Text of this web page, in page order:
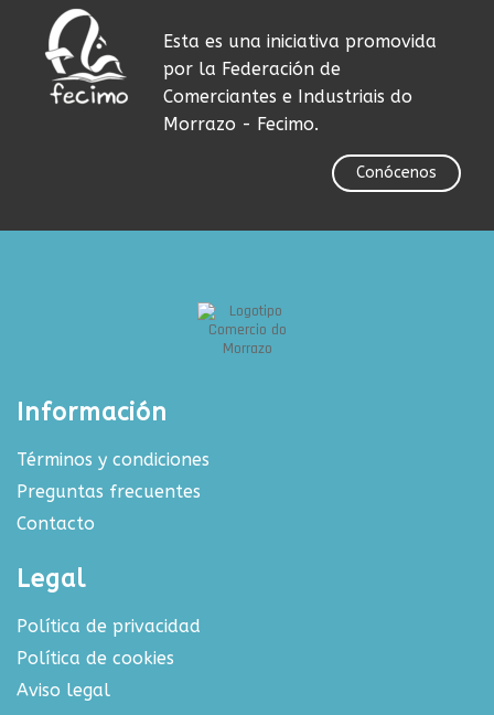
Esta es una iniciativa promovida
por la Federación de
Comerciantes e Industriais do
Morrazo - Fecimo.
Conócenos
Información
Términos y condiciones
Preguntas frecuentes
Contacto
Legal
Política de privacidad
Política de cookies
Aviso legal